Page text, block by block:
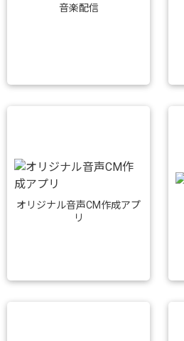
音楽配信
オリジナル音声CM作成アプ
リ